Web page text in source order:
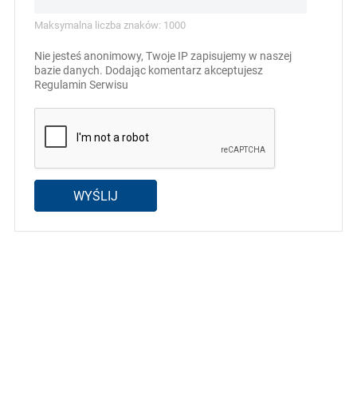
Maksymalna liczba znaków: 1000
Nie jesteś anonimowy, Twoje IP zapisujemy w naszej
bazie danych. Dodając komentarz akceptujesz
Regulamin Serwisu
WYŚLIJ